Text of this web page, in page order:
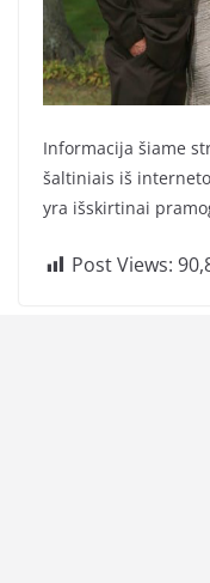
Informacija šiame
šaltiniais iš
yra išskirtinai
Post Views: